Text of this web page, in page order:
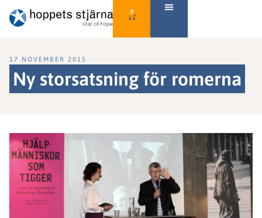
0
17 NOVEMBER 2015
Ny storsatsning för romerna